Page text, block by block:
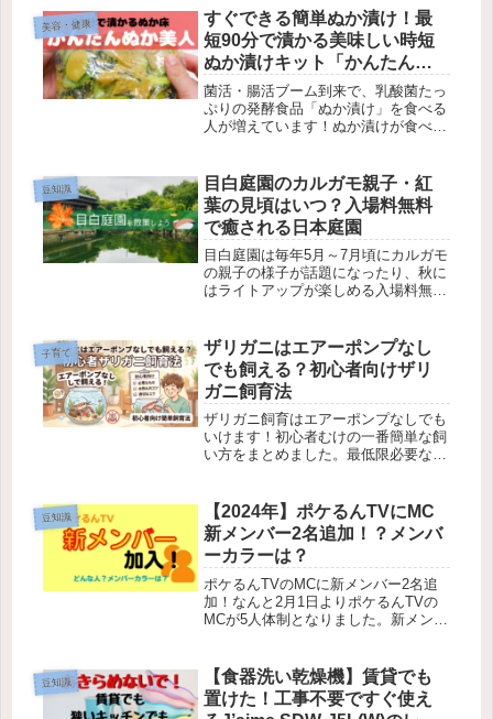
美容・健康
すぐできる簡単ぬか漬け！最
短90分で漬かる美味しい時短
ぬか漬けキット「かんたんぬ
か美人」
菌活・腸活ブーム到来で、乳酸菌たっ
ぷりの発酵食品「ぬか漬け」を食べる
人が増えています！ぬか漬けが食べた
す。粉末なので保管も簡単、水でもど
してたったの90分で美味しいぬか漬け
が完成するので、今までできなかった
ような食材にもチャレンジできます。
アウトドアにもぴったり！手軽に乳酸
菌生活しませんか。
豆知識
目白庭園のカルガモ親子・紅
葉の見頃はいつ？入場料無料
で癒される日本庭園
目白庭園は毎年5月～7月頃にカルガモ
の親子の様子が話題になったり、秋に
はライトアップが楽しめる入場料無料
室では毎月イベントが開催されたりお
茶を楽しむこともできます。
子育て
ザリガニはエアーポンプなし
でも飼える？初心者向けザリ
ガニ飼育法
ザリガニ飼育はエアーポンプなしでも
いけます！初心者むけの一番簡単な飼
い方をまとめました。最低限必要なも
豆知識
【2024年】ポケるんTVにMC
新メンバー2名追加！？メンバ
ーカラーは？
ポケるんTVのMCに新メンバー2名追
加！なんと2月1日よりポケるんTVの
MCが5人体制となりました。新メンバ
ポケモン愛や知識はメンバーに負けず
劣らず。どんな人？メンバーカラー
は？
豆知識
【食器洗い乾燥機】賃貸でも
置けた！工事不要ですぐ使え